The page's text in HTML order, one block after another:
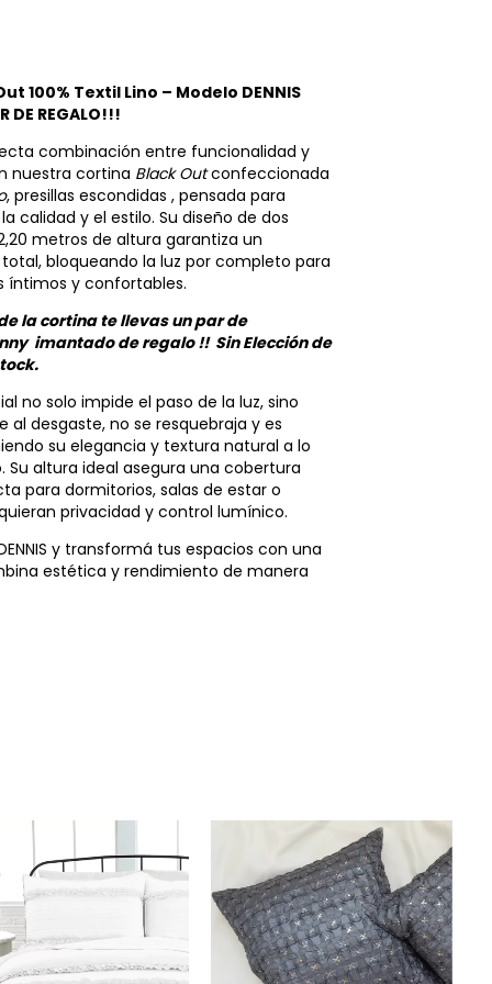
100% Textil Lino – Modelo DENNIS
DE REGALO!!!
combinación entre funcionalidad y
nuestra cortina Black Outconfeccionada
, presillas escondidas , pensada para
calidad y el estilo. Su diseño de dos
metros de altura garantiza un
bloqueando la luz por completo para
íntimos y confortables.
la cortina te llevas un par de
imantado de regalo !! Sin Elección de
no solo impide el paso de la luz, sino
al desgaste, no se resquebraja y es
su elegancia y textura natural a lo
Su altura ideal asegura una cobertura
para dormitorios, salas de estar o
privacidad y control lumínico.
y transformá tus espacios con una
estética y rendimiento de manera